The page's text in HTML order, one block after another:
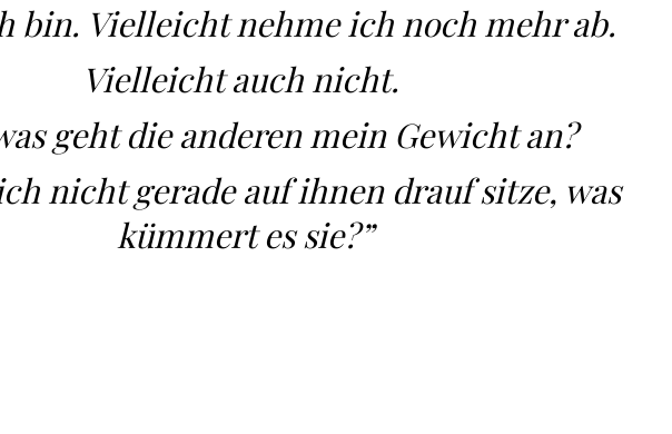
bin. Vielleicht nehme ich noch mehr ab.
Vielleicht auch nicht.
geht die anderen mein Gewicht an?
nicht gerade auf ihnen drauf sitze, was
kümmert es sie?”